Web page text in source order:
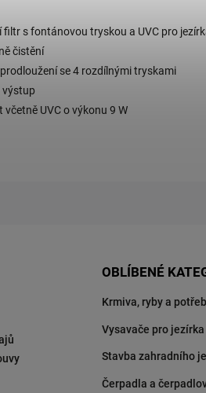
filtr s fontánovou tryskou a UVC pro
čistění
se 4 rozdílnými tryskami
výstup
UVC o výkonu 9 W
OBLÍBENÉ
Krmiva, ryby a
Vysavače pro jezírka
Stavba zahradního
Čerpadla a